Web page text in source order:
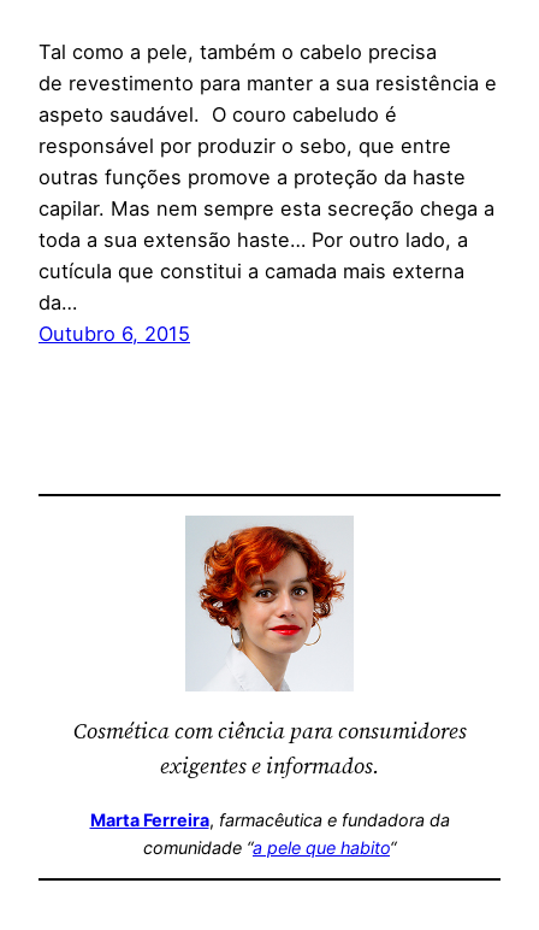
Tal como a pele, também o cabelo precisa
de revestimento para manter a sua resistência e
aspeto saudável. O couro cabeludo é
responsável por produzir o sebo, que entre
outras funções promove a proteção da haste
capilar. Mas nem sempre esta secreção chega a
toda a sua extensão haste… Por outro lado, a
cutícula que constitui a camada mais externa
da…
Outubro 6, 2015
Cosmética com ciência para consumidores
exigentes e informados.
Marta Ferreira, farmacêutica e fundadora da
comunidade “a pele que habito“